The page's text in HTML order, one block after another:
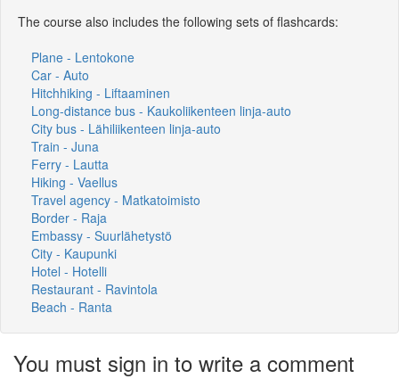
The course also includes the following sets of flashcards:
Plane - Lentokone
Car - Auto
Hitchhiking - Liftaaminen
Long-distance bus - Kaukoliikenteen linja-auto
City bus - Lähiliikenteen linja-auto
Train - Juna
Ferry - Lautta
Hiking - Vaellus
Travel agency - Matkatoimisto
Border - Raja
Embassy - Suurlähetystö
City - Kaupunki
Hotel - Hotelli
Restaurant - Ravintola
Beach - Ranta
You must sign in to write a comment